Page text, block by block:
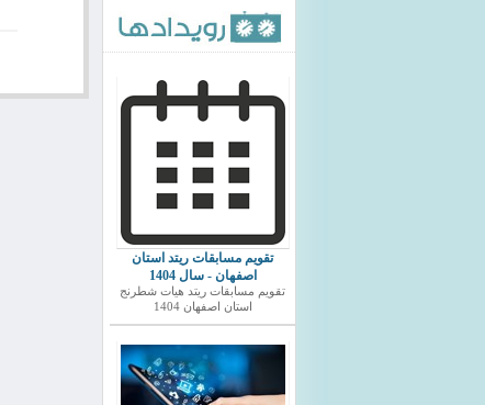
تقویم مسابقات ریتد استان
اصفهان - سال 1404
تقویم مسابقات ریتد هیات شطرنج
استان اصفهان 1404